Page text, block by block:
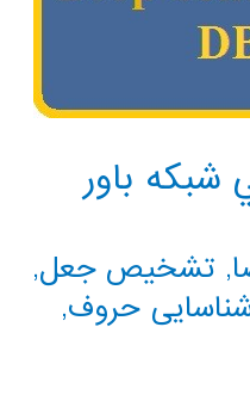
شبكه باور
, تشخیص جعل,
حروف,